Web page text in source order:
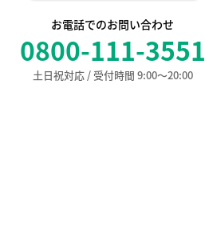
お電話でのお問い合わせ
0800-111-3551
土日祝対応 / 受付時間 9:00〜20:00